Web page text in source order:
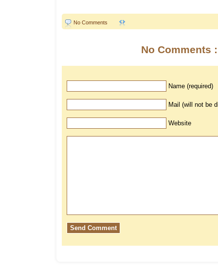
No Comments
No Comments
Name (required)
Mail (will not be
Website